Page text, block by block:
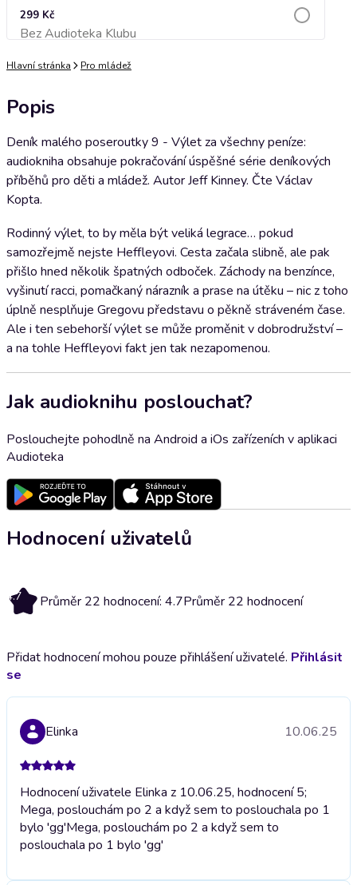
299 Kč
Bez Audioteka KlubuPřidat do košíku
Hlavní stránka Pro mládež
Popis
Deník malého poseroutky 9 - Výlet za všechny peníze:
audiokniha obsahuje pokračování úspěšné série deníkových
příběhů pro děti a mládež. Autor Jeff Kinney. Čte Václav
Kopta.
Rodinný výlet, to by měla být veliká legrace… pokud
samozřejmě nejste Heffleyovi. Cesta začala slibně, ale pak
přišlo hned několik špatných odboček. Záchody na benzínce,
vyšinutí racci, pomačkaný nárazník a prase na útěku – nic z toho
úplně nesplňuje Gregovu představu o pěkně stráveném čase.
Ale i ten sebehorší výlet se může proměnit v dobrodružství –
a na tohle Heffleyovi fakt jen tak nezapomenou.
Jak audioknihu poslouchat?
Poslouchejte pohodlně na Android a iOs zařízeních v aplikaci
Audioteka
Hodnocení uživatelů
4.7 Průměr 22 hodnocení: 4.7Průměr 22 hodnocení
Přidat hodnocení mohou pouze přihlášení uživatelé. Přihlásit
se
Elinka 10.06.25
Hodnocení uživatele Elinka z 10.06.25, hodnocení 5;
Mega, poslouchám po 2 a když sem to poslouchala po 1
bylo 'gg'Mega, poslouchám po 2 a když sem to
poslouchala po 1 bylo 'gg'